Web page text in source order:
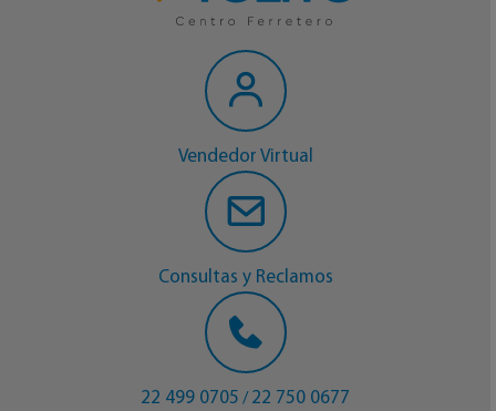
Vendedor Virtual
Consultas y Reclamos
22 499 0705 / 22 750 0677